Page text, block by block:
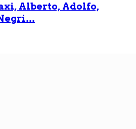
Alberto, Adolfo,